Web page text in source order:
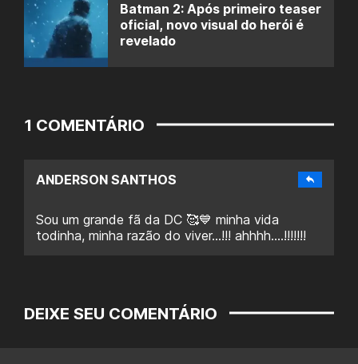
Batman 2: Após primeiro teaser
oficial, novo visual do herói é
revelado
1 COMENTÁRIO
ANDERSON SANTHOS
Sou um grande fã da DC 🥰💙 minha vida
todinha, minha razão do viver…!!! ahhhh….!!!!!!!
DEIXE SEU COMENTÁRIO